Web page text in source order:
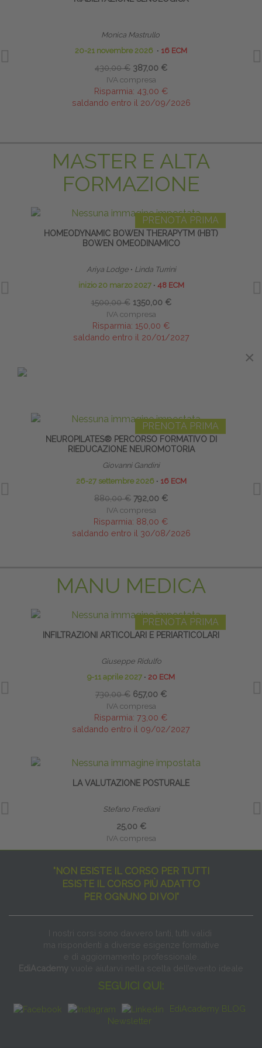
Monica Mastrullo
20-21 novembre 2026 ∙ 16 ECM
430,00 € 387,00 €
IVA compresa
Risparmia: 43,00 €
saldando entro il 20/09/2026
MASTER E ALTA
FORMAZIONE
PRENOTA PRIMA
HOMEODYNAMIC BOWEN THERAPYTM (HBT)
BOWEN OMEODINAMICO
Ariya Lodge ∙ Linda Turrini
inizio 20 marzo 2027 ∙ 48 ECM
1500,00 € 1350,00 €
IVA compresa
Risparmia: 150,00 €
saldando entro il 20/01/2027
PRENOTA PRIMA
NEUROPILATES® PERCORSO FORMATIVO DI
RIEDUCAZIONE NEUROMOTORIA
Giovanni Gandini
26-27 settembre 2026 ∙ 16 ECM
880,00 € 792,00 €
IVA compresa
Risparmia: 88,00 €
saldando entro il 30/08/2026
MANU MEDICA
PRENOTA PRIMA
INFILTRAZIONI ARTICOLARI E PERIARTICOLARI
Giuseppe Ridulfo
9-11 aprile 2027 ∙ 20 ECM
730,00 € 657,00 €
IVA compresa
Risparmia: 73,00 €
saldando entro il 09/02/2027
LA VALUTAZIONE POSTURALE
Stefano Frediani
25,00 €
IVA compresa
"NON ESISTE IL CORSO PER TUTTI
ESISTE IL CORSO PIÙ ADATTO
PER OGNUNO DI VOI"
I nostri corsi sono davvero tanti, tutti validi
ma rispondenti a diverse esigenze formative
e di aggiornamento professionale.
EdiAcademy vuole aiutarvi nella scelta dell’evento ideale
SEGUICI QUI:
EdiAcademy BLOG
Newsletter
×
×